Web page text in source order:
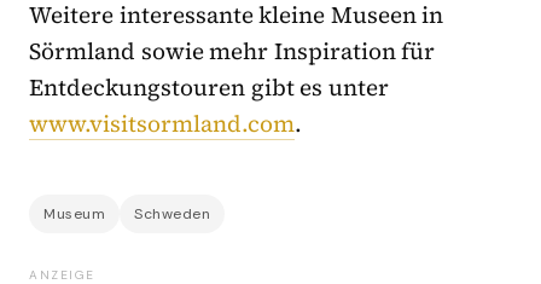
Weitere interessante kleine Museen in
Sörmland sowie mehr Inspiration für
Entdeckungstouren gibt es unter
www.visitsormland.com.
Museum Schweden
ANZEIGE